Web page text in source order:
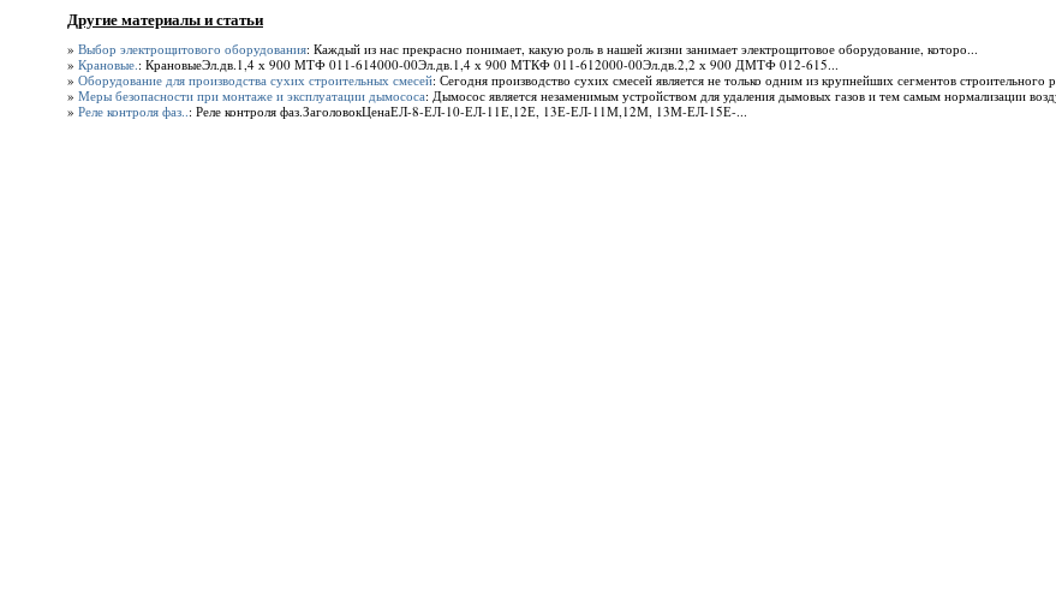
Другие материалы и статьи
» Выбор электрощитового оборудования: Каждый из нас прекрасно понимает, какую роль в нашей жизни занимает электрощитовое оборудование, которо...
» Крановые. : КрановыеЭл.дв.1,4 х 900 МТФ 011-614000-00Эл.дв.1,4 х 900 МТКФ 011-612000-00Эл.дв.2,2 х 900 ДМТФ 012-615...
» Оборудование для производства сухих строительных смесей: Сегодня производство сухих смесей является не только одним из крупнейших сегментов строительного
» Меры безопасности при монтаже и эксплуатации дымососа: Дымосос является незаменимым устройством для удаления дымовых газов и тем самым нормализации
» Реле контроля фаз.. : Реле контроля фаз.ЗаголовокЦенаЕЛ-8-ЕЛ-10-ЕЛ-11Е,12Е, 13Е-ЕЛ-11М,12М, 13М-ЕЛ-15Е-...